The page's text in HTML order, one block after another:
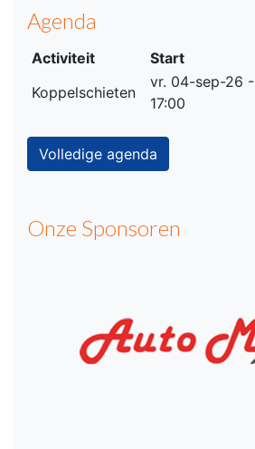
Agenda
Activiteit Start
Koppelschieten
vr. 04-sep-26 -
17:00
Volledige agenda
Onze Sponsoren